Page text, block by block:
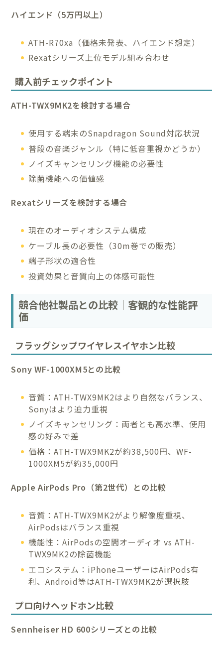
ハイエンド（5万円以上）
ATH-R70xa（価格未発表、ハイエンド想定）
Rexatシリーズ上位モデル組み合わせ
購入前チェックポイント
ATH-TWX9MK2を検討する場合
使用する端末のSnapdragon Sound対応状況
普段の音楽ジャンル（特に低音重視かどうか）
ノイズキャンセリング機能の必要性
除菌機能への価値感
Rexatシリーズを検討する場合
現在のオーディオシステム構成
ケーブル長の必要性（30m巻での販売）
端子形状の適合性
投資効果と音質向上の体感可能性
競合他社製品との比較｜客観的な性能評
価
フラッグシップワイヤレスイヤホン比較
Sony WF-1000XM5との比較
音質：ATH-TWX9MK2はより自然なバランス、
Sonyはより迫力重視
ノイズキャンセリング：両者とも高水準、使用
感の好みで差
価格：ATH-TWX9MK2が約38,500円、WF-
1000XM5が約35,000円
Apple AirPods Pro（第2世代）との比較
音質：ATH-TWX9MK2がより解像度重視、
AirPodsはバランス重視
機能性：AirPodsの空間オーディオ vs ATH-
TWX9MK2の除菌機能
エコシステム：iPhoneユーザーはAirPods有
利、Android等はATH-TWX9MK2が選択肢
プロ向けヘッドホン比較
Sennheiser HD 600シリーズとの比較